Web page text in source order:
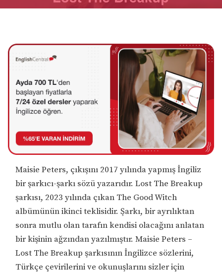
Maisie Peters, çıkışını 2017 yılında yapmış İngiliz
bir şarkıcı-şarkı sözü yazarıdır. Lost The Breakup
şarkısı, 2023 yılında çıkan The Good Witch
albümünün ikinci teklisidir. Şarkı, bir ayrılıktan
sonra mutlu olan tarafın kendisi olacağını anlatan
bir kişinin ağzından yazılmıştır. Maisie Peters –
Lost The Breakup şarkısının İngilizce sözlerini,
Türkçe çevirilerini ve okunuşlarını sizler için